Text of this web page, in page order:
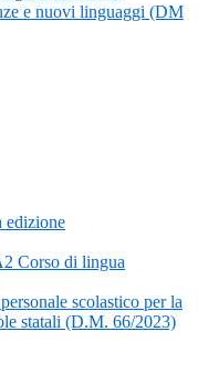
e nuovi linguaggi (DM
edizione
Corso di lingua
scolastico per la
statali (D.M. 66/2023)